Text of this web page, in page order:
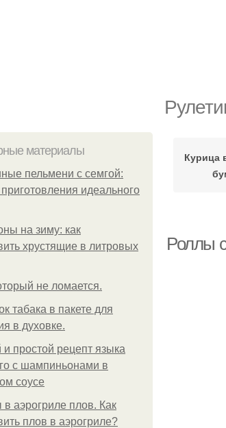
материалы
пельмени с семгой:
идеального
на зиму: как
хрустящие в литровых
не ломается.
табака в пакете для
в духовке.
и простой рецепт языка
с шампиньонами в
соусе
в аэрогриле плов. Как
плов в аэрогриле?
Курица
Роллы